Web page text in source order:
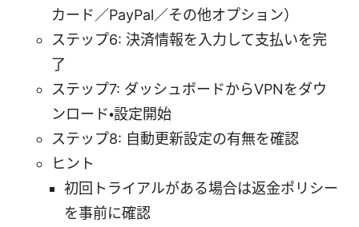
カード／PayPal／その他オプション）
ステップ6: 決済情報を入力して支払いを完
了
ステップ7: ダッシュボードからVPNをダウ
ンロード・設定開始
ステップ8: 自動更新設定の有無を確認
ヒント
初回トライアルがある場合は返金ポリシー
を事前に確認